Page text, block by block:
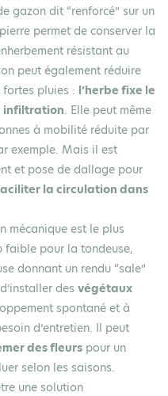
gazon dit “renforcé” sur un
permet de conserver la
résistant au
peut également réduire
pluies : l’herbe fixe le
infiltration. Elle peut même
à mobilité réduite par
exemple. Mais il est
et pose de dallage pour
la circulation dans
mécanique est le plus
faible pour la tondeuse,
donnant un rendu “sale”
des végétaux
spontané et à
d’entretien. Il peut
des fleurs pour un
selon les saisons.
une solution